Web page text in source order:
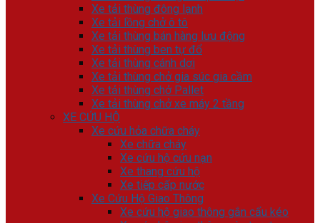
Xe tải thùng đông lạnh
Xe tải lồng chở ô tô
Xe tải thùng bán hàng lưu động
Xe tải thùng ben tự đổ
Xe tải thùng cánh dơi
Xe tải thùng chở gia súc gia cầm
Xe tải thùng chở Pallet
Xe tải thùng chở xe máy 2 tầng
XE CỨU HỘ
Xe cứu hỏa chữa cháy
Xe chữa cháy
Xe cứu hộ cứu nạn
Xe thang cứu hộ
Xe tiếp cấp nước
Xe Cứu Hộ Giao Thông
Xe cứu hộ giao thông gắn cẩu kéo